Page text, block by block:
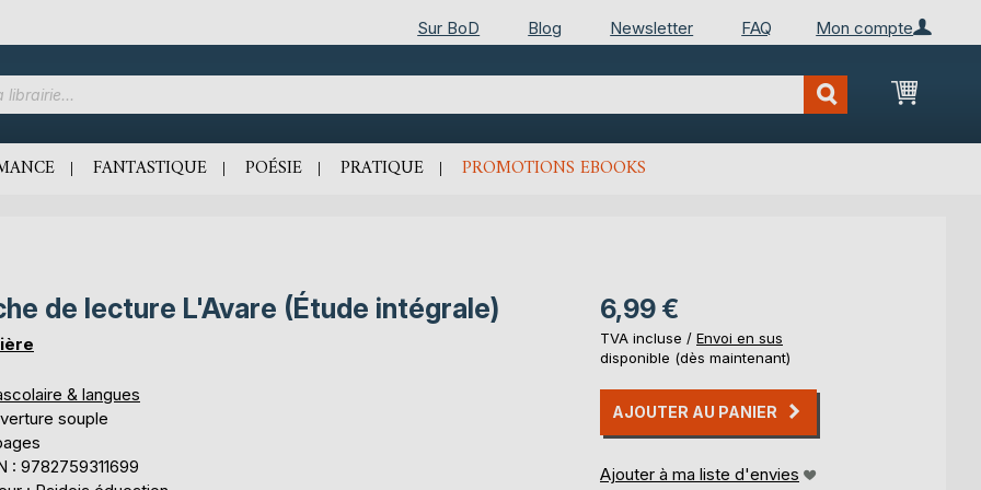
Mon compte
Sur BoD Blog Newsletter FAQ
Mon
FANTASTIQUE POÉSIE PRATIQUE PROMOTIONS EBOOKS
de lecture L'Avare (Étude intégrale)
& langues
souple
: 9782759311699
6,99 €
TVA incluse / Envoi en sus
disponible (dès maintenant)
AJOUTER AU PANIER
Ajouter à ma liste d'envies